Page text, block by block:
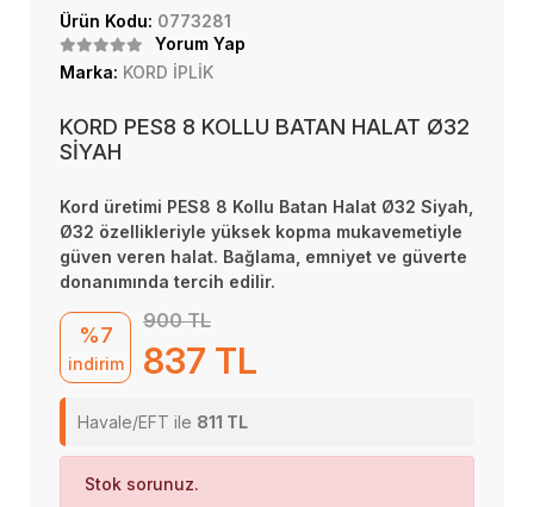
Ürün Kodu: 0773281
Yorum Yap
Marka: KORD İPLİK
KORD PES8 8 KOLLU BATAN HALAT Ø32
SİYAH
Kord üretimi PES8 8 Kollu Batan Halat Ø32 Siyah,
Ø32 özellikleriyle yüksek kopma mukavemetiyle
güven veren halat. Bağlama, emniyet ve güverte
donanımında tercih edilir.
%7
indirim
900 TL
837 TL
Havale/EFT ile 811 TL
Stok sorunuz.